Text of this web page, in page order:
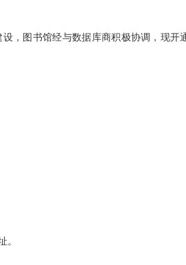
，图书馆经与数据库商积极协调，现开通
。